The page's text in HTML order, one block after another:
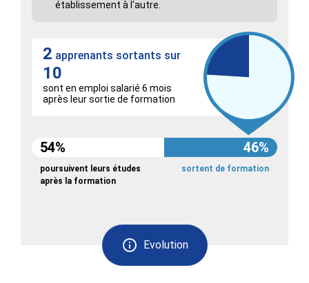
établissement à l'autre.
Evolution
2 apprenants sortants sur
10
sont en emploi salarié 6 mois
après leur sortie de formation
54% 46%
poursuivent leurs études
après la formation
sortent de formation